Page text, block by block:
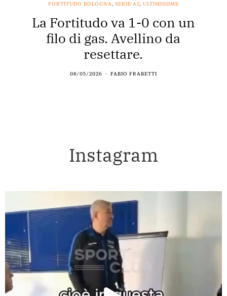
FORTITUDO BOLOGNA, SERIE A2, ULTIMISSIME
La Fortitudo va 1-0 con un
filo di gas. Avellino da
resettare.
08/05/2026 FABIO FRABETTI
Instagram